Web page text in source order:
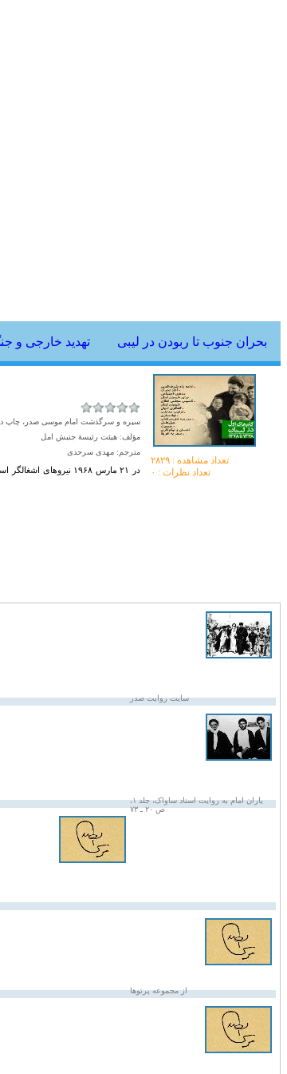
تهدید خارجی و بحران جنوب تا ربودن در لیبی
تعداد مشاهده :‌ ۲۸۲۹
تعداد نظرات : ۰
سیره و سرگذشت امام موسی صدر، چاپ دوم، ج ۱، ص
مؤلف: هیئت رئیسۀ جنبش امل
مترجم: مهدی سرحدی
در ۲۱ مارس ۱۹۶۸
سایت روایت صدر
یاران امام به روایت اسناد ساواک، جلد ۱،
ص ۲۰ ـ ۷۳
از مجموعه پرتوها